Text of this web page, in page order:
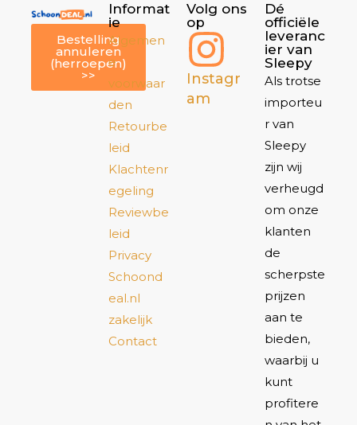
Bestelling
annuleren
(herroepen)
>>
Informat
ie
Algemen
e
voorwaar
den
Retourbe
leid
Klachtenr
egeling
Reviewbe
leid
Privacy
Schoond
eal.nl
zakelijk
Contact
Volg ons
op
Instagr
am
Dé
officiële
leveranc
ier van
Sleepy
Als trotse
importeu
r van
Sleepy
zijn wij
verheugd
om onze
klanten
de
scherpste
prijzen
aan te
bieden,
waarbij u
kunt
profitere